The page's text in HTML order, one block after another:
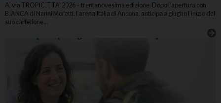
Al via TROPICITTA’ 2026 – trentanovesima edizione. Dopo l’apertura con
BIANCA di Nanni Moretti, l’arena Italia di Ancona, anticipa a giugno l’inizio del
suo cartellone…